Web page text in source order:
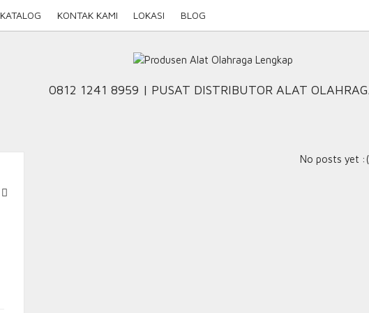
KATALOG KONTAK KAMI LOKASI BLOG
0812 1241 8959 | PUSAT DISTRIBUTOR ALAT
No posts yet :(